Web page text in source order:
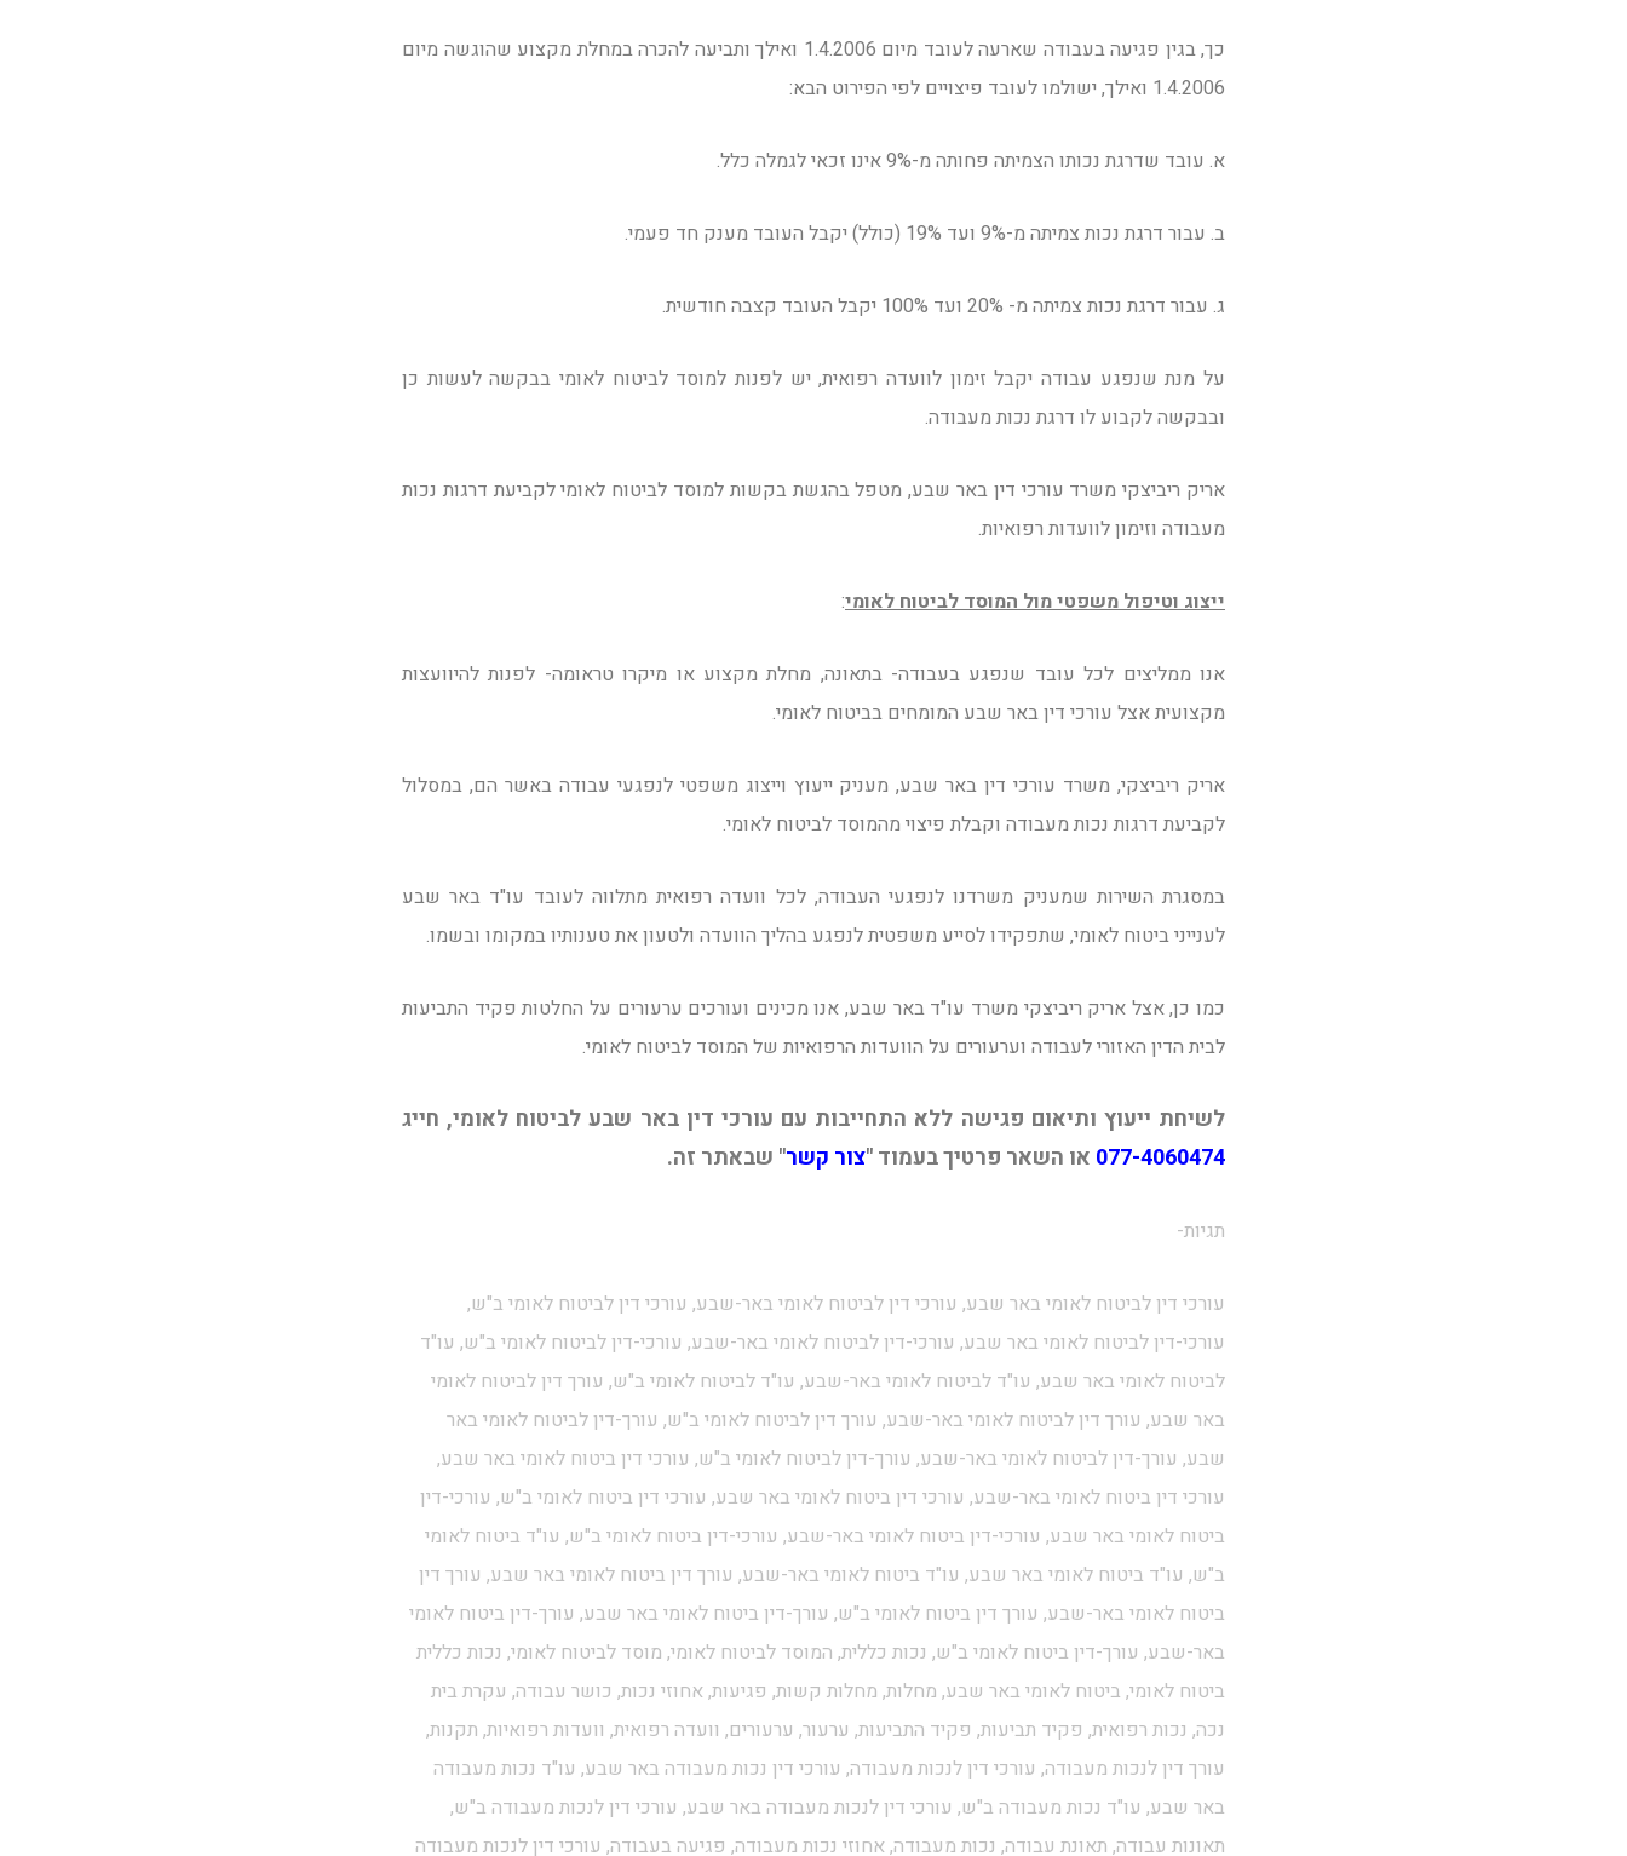
כך, בגין פגיעה בעבודה שארעה לעובד מיום 1.4.2006 ואילך ותביעה להכרה במחלת מקצוע שהוגשה מיום
1.4.2006 ואילך, ישולמו לעובד פיצויים לפי הפירוט הבא:
א. עובד שדרגת נכותו הצמיתה פחותה מ-9% אינו זכאי לגמלה כלל.
ב. עבור דרגת נכות צמיתה מ-9% ועד 19% (כולל) יקבל העובד מענק חד פעמי.
ג. עבור דרגת נכות צמיתה מ- 20% ועד 100% יקבל העובד קצבה חודשית.
על מנת שנפגע עבודה יקבל זימון לוועדה רפואית, יש לפנות למוסד לביטוח לאומי בבקשה לעשות כן
ובבקשה לקבוע לו דרגת נכות מעבודה.
אריק ריביצקי משרד עורכי דין באר שבע, מטפל בהגשת בקשות למוסד לביטוח לאומי לקביעת דרגות נכות
מעבודה וזימון לוועדות רפואיות.
ייצוג וטיפול משפטי מול המוסד לביטוח לאומי:
אנו ממליצים לכל עובד שנפגע בעבודה- בתאונה, מחלת מקצוע או מיקרו טראומה- לפנות להיוועצות
מקצועית אצל עורכי דין באר שבע המומחים בביטוח לאומי.
אריק ריביצקי, משרד עורכי דין באר שבע, מעניק ייעוץ וייצוג משפטי לנפגעי עבודה באשר הם, במסלול
לקביעת דרגות נכות מעבודה וקבלת פיצוי מהמוסד לביטוח לאומי.
במסגרת השירות שמעניק משרדנו לנפגעי העבודה, לכל וועדה רפואית מתלווה לעובד עו"ד באר שבע
לענייני ביטוח לאומי, שתפקידו לסייע משפטית לנפגע בהליך הוועדה ולטעון את טענותיו במקומו ובשמו.
כמו כן, אצל אריק ריביצקי משרד עו"ד באר שבע, אנו מכינים ועורכים ערעורים על החלטות פקיד התביעות
לבית הדין האזורי לעבודה וערעורים על הוועדות הרפואיות של המוסד לביטוח לאומי.
לשיחת ייעוץ ותיאום פגישה ללא התחייבות עם עורכי דין באר שבע לביטוח לאומי, חייג
077-4060474 או השאר פרטיך בעמוד "צור קשר" שבאתר זה.
תגיות-
עורכי דין לביטוח לאומי באר שבע, עורכי דין לביטוח לאומי באר-שבע, עורכי דין לביטוח לאומי ב"ש,
עורכי-דין לביטוח לאומי באר שבע, עורכי-דין לביטוח לאומי באר-שבע, עורכי-דין לביטוח לאומי ב"ש, עו"ד
לביטוח לאומי באר שבע, עו"ד לביטוח לאומי באר-שבע, עו"ד לביטוח לאומי ב"ש, עורך דין לביטוח לאומי
באר שבע, עורך דין לביטוח לאומי באר-שבע, עורך דין לביטוח לאומי ב"ש, עורך-דין לביטוח לאומי באר
שבע, עורך-דין לביטוח לאומי באר-שבע, עורך-דין לביטוח לאומי ב"ש, עורכי דין ביטוח לאומי באר שבע,
עורכי דין ביטוח לאומי באר-שבע, עורכי דין ביטוח לאומי באר שבע, עורכי דין ביטוח לאומי ב"ש, עורכי-דין
ביטוח לאומי באר שבע, עורכי-דין ביטוח לאומי באר-שבע, עורכי-דין ביטוח לאומי ב"ש, עו"ד ביטוח לאומי
ב"ש, עו"ד ביטוח לאומי באר שבע, עו"ד ביטוח לאומי באר-שבע, עורך דין ביטוח לאומי באר שבע, עורך דין
ביטוח לאומי באר-שבע, עורך דין ביטוח לאומי ב"ש, עורך-דין ביטוח לאומי באר שבע, עורך-דין ביטוח לאומי
באר-שבע, עורך-דין ביטוח לאומי ב"ש, נכות כללית, המוסד לביטוח לאומי, מוסד לביטוח לאומי, נכות כללית
ביטוח לאומי, ביטוח לאומי באר שבע, מחלות, מחלות קשות, פגיעות, אחוזי נכות, כושר עבודה, עקרת בית
נכה, נכות רפואית, פקיד תביעות, פקיד התביעות, ערעור, ערעורים, וועדה רפואית, וועדות רפואיות, תקנות,
עורך דין לנכות מעבודה, עורכי דין לנכות מעבודה, עורכי דין נכות מעבודה באר שבע, עו"ד נכות מעבודה
באר שבע, עו"ד נכות מעבודה ב"ש, עורכי דין לנכות מעבודה באר שבע, עורכי דין לנכות מעבודה ב"ש,
תאונות עבודה, תאונת עבודה, נכות מעבודה, אחוזי נכות מעבודה, פגיעה בעבודה, עורכי דין לנכות מעבודה